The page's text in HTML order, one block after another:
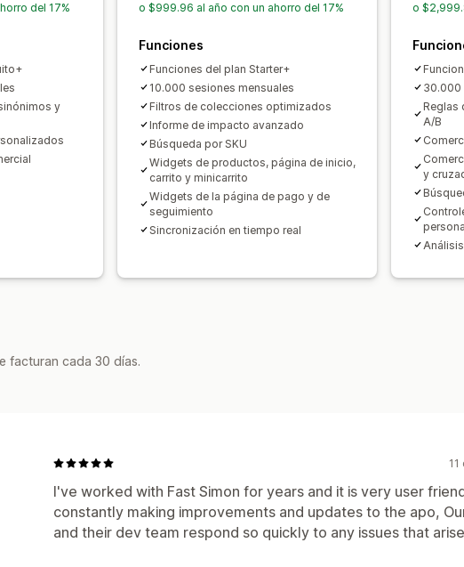
Información útil de comportamiento
del 17%
y
o $999.96 al año con un ahorro del 17%
Funciones
Funciones del plan Starter+
10.000 sesiones mensuales
Filtros de colecciones optimizados
Informe de impacto avanzado
Búsqueda por SKU
Widgets de productos, página de inicio,
carrito y minicarrito
Widgets de la página de pago y de
seguimiento
Sincronización en tiempo real
o
30.000
Reglas
A/B
y
facturan cada 30 días.
I've worked with Fast Simon for years and it is very user
constantly making improvements and updates to the apo,
and their dev team respond so quickly to any issues that